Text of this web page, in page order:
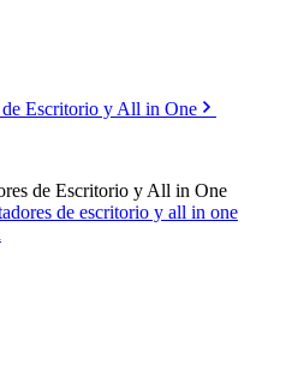
de Escritorio y All in One
de Escritorio y All in One
de escritorio y all in one